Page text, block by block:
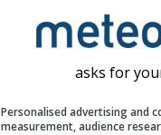
asks for
Personalised advertising and
measurement, audience